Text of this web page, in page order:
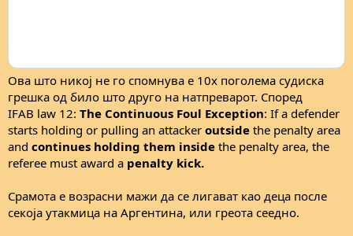
Ова што никој не го спомнува е 10x поголема судиска
грешка од било што друго на натпреварот. Според
IFAB law 12: The Continuous Foul Exception: If a defender
starts holding or pulling an attacker outside the penalty area
and continues holding them inside the penalty area, the
referee must award a penalty kick.
Срамота е возрасни мажи да се лигават као деца после
секоја утакмица на Аргентина, или греота сеедно.